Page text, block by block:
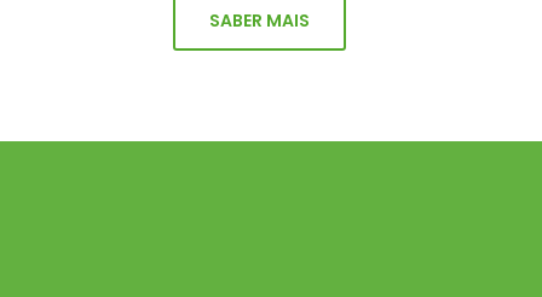
SABER MAIS